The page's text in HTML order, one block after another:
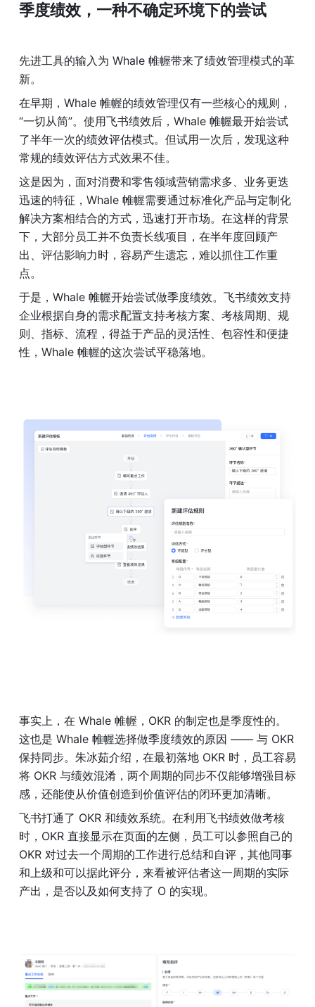
季度绩效，一种不确定环境下的尝试
先进工具的输入为 Whale 帷幄带来了绩效管理模式的革
新。
在早期，Whale 帷幄的绩效管理仅有一些核心的规则，
“一切从简”。使用飞书绩效后，Whale 帷幄最开始尝试
了半年一次的绩效评估模式。但试用一次后，发现这种
常规的绩效评估方式效果不佳。
这是因为，面对消费和零售领域营销需求多、业务更迭
迅速的特征，Whale 帷幄需要通过标准化产品与定制化
解决方案相结合的方式，迅速打开市场。在这样的背景
下，大部分员工并不负责长线项目，在半年度回顾产
出、评估影响力时，容易产生遗忘，难以抓住工作重
点。
于是，Whale 帷幄开始尝试做季度绩效。飞书绩效支持
企业根据自身的需求配置支持考核方案、考核周期、规
则、指标、流程，得益于产品的灵活性、包容性和便捷
性，Whale 帷幄的这次尝试平稳落地。
事实上，在 Whale 帷幄，OKR 的制定也是季度性的。
这也是 Whale 帷幄选择做季度绩效的原因 —— 与 OKR
保持同步。朱冰茹介绍，在最初落地 OKR 时，员工容易
将 OKR 与绩效混淆，两个周期的同步不仅能够增强目标
感，还能使从价值创造到价值评估的闭环更加清晰。
飞书打通了 OKR 和绩效系统。在利用飞书绩效做考核
时，OKR 直接显示在页面的左侧，员工可以参照自己的
OKR 对过去一个周期的工作进行总结和自评，其他同事
和上级和可以据此评分，来看被评估者这一周期的实际
产出，是否以及如何支持了 O 的实现。